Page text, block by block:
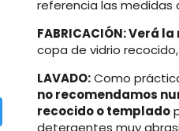
referencia las medidas
FABRICACIÓN: Verá
copa de vidrio
LAVADO:Como
no recomendamos
recocido o templado
detergentes muy